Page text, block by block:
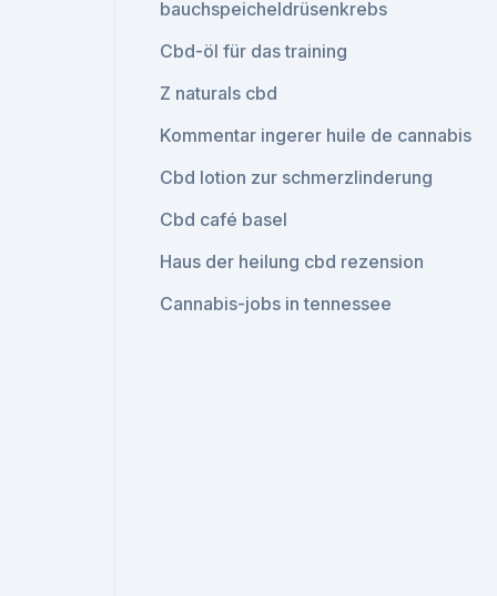
bauchspeicheldrüsenkrebs
Cbd-öl für das training
Z naturals cbd
Kommentar ingerer huile de cannabis
Cbd lotion zur schmerzlinderung
Cbd café basel
Haus der heilung cbd rezension
Cannabis-jobs in tennessee